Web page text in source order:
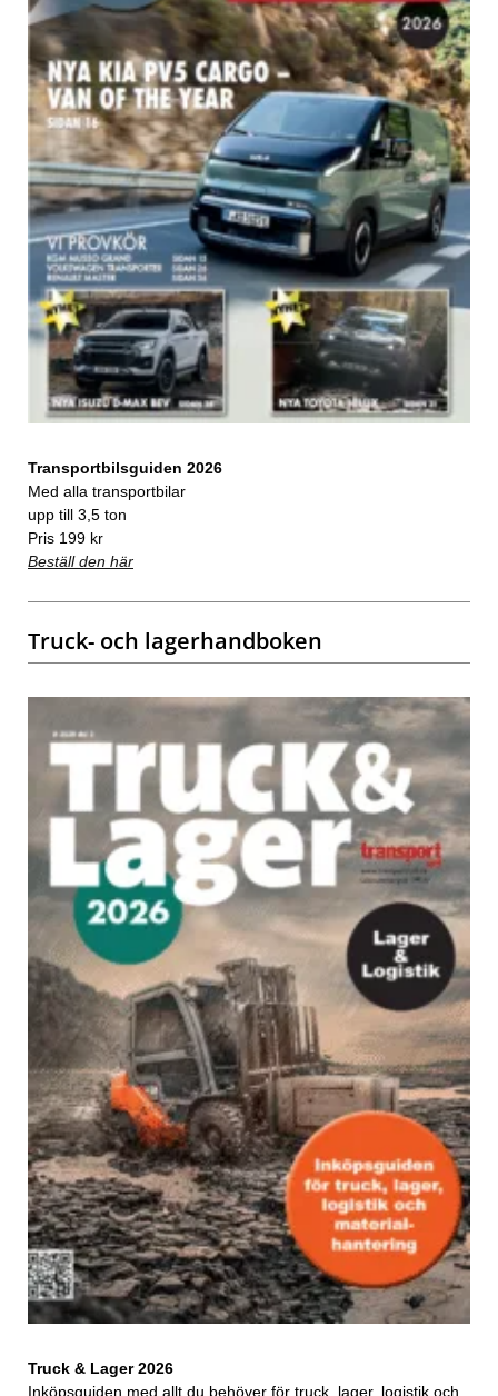
Transportbilsguiden 2026
Med alla transportbilar
upp till 3,5 ton
Pris 199 kr
Beställ den här
Truck- och lagerhandboken
Truck & Lager 2026
Inköpsguiden med allt du behöver för truck, lager, logistik och